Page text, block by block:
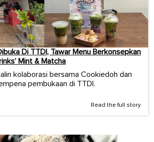
Di TTDI, Tawar Menu Berkonsepkan
Mint & Matcha
kolaborasi bersama Cookiedoh dan
pembukaan di TTDI.
Read the full story